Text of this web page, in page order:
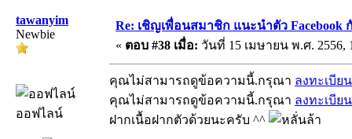
tawanyim
Newbie
ออฟไลน์
Re: เชิญเพื่อนสมาชิก แนะนำตัว Facebook
« ตอบ #38 เมื่อ: วันที่ 15 เมษายน พ.ศ. 2556,
คุณไม่สามารถดูข้อความนี้.กรุณา ลงทะเบียน
คุณไม่สามารถดูข้อความนี้.กรุณา ลงทะเบียน
ฝากเนื้อฝากตัวด้วยนะครับ ^^